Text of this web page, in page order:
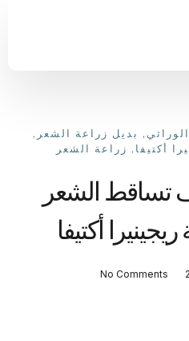
, بديل زراعة الشعر ,
أكتيفا , زراعة الشعر
تساقط الشعر
أكتيفا
No Comments